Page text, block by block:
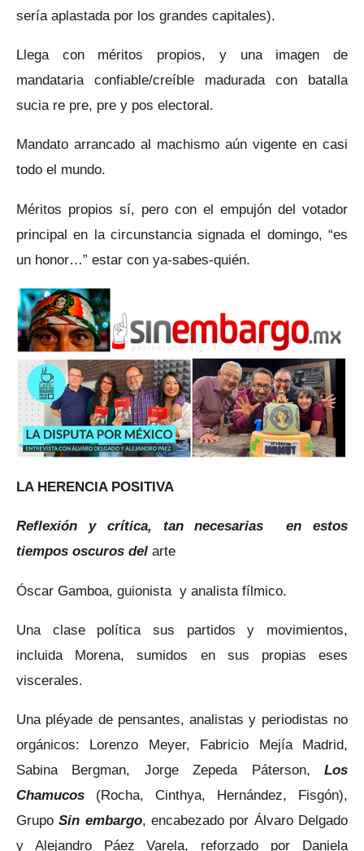
sería aplastada por los grandes capitales).
Llega con méritos propios, y una imagen de
mandataria confiable/creíble madurada con batalla
sucia re pre, pre y pos electoral.
Mandato arrancado al machismo aún vigente en casi
todo el mundo.
Méritos propios sí, pero con el empujón del votador
principal en la circunstancia signada el domingo, “es
un honor…” estar con ya-sabes-quién.
LA HERENCIA POSITIVA
Reflexión y crítica, tan necesarias en estos
tiempos oscuros del arte
Óscar Gamboa, guionista y analista fílmico.
Una clase política sus partidos y movimientos,
incluida Morena, sumidos en sus propias eses
viscerales.
Una pléyade de pensantes, analistas y periodistas no
orgánicos: Lorenzo Meyer, Fabricio Mejía Madrid,
Sabina Bergman, Jorge Zepeda Páterson, Los
Chamucos (Rocha, Cinthya, Hernández, Fisgón),
Grupo Sin embargo, encabezado por Álvaro Delgado
y Alejandro Páez Varela, reforzado por Daniela